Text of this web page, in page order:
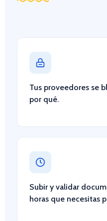
Tus proveedores se
por qué.
Subir y validar
horas que necesitas